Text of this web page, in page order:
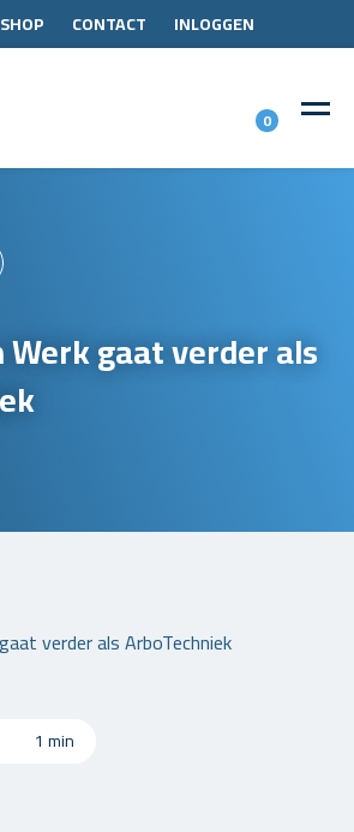
CONTACT INLOGGEN
0
Werk gaat verder als
verder als ArboTechniek
1 min